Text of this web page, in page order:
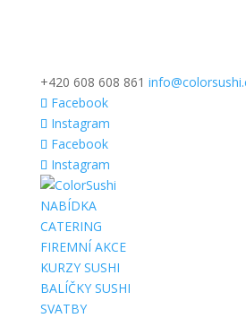
+420 608 608 861
Facebook
Instagram
Facebook
Instagram
NABÍDKA
CATERING
FIREMNÍ AKCE
KURZY SUSHI
BALÍČKY SUSHI
SVATBY